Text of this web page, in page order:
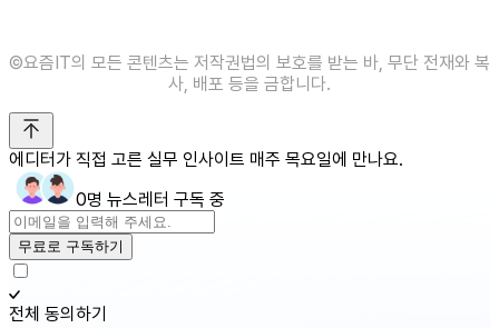
©️요즘IT의 모든 콘텐츠는 저작권법의 보호를 받는 바, 무단 전재와 복
사, 배포 등을 금합니다.
에디터가 직접 고른 실무 인사이트 매주 목요일에 만나요.
0명 뉴스레터 구독 중
무료로 구독하기
전체 동의하기